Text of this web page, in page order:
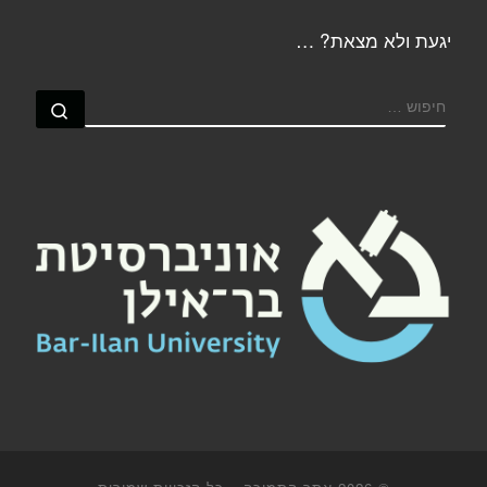
יגעת ולא מצאת? …
חיפוש